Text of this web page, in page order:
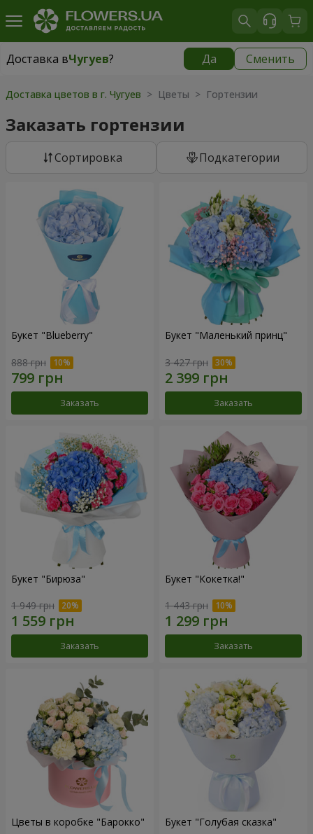
Доставка вЧугуев? Да Сменить
Доставка вЧугуев|
Доставка цветов в г. Чугуев > Цветы > Гортензии
Заказать гортензии
Cортировка Подкатегории
Букет "Blueberry"
888 грн
Заказать
Букет "Маленький принц"
3 427 грн
Заказать
Букет "Бирюза"
1 949 грн
Заказать
Букет "Кокетка!"
1 443 грн
Заказать
Цветы в коробке "Барокко" Букет "Голубая сказка"